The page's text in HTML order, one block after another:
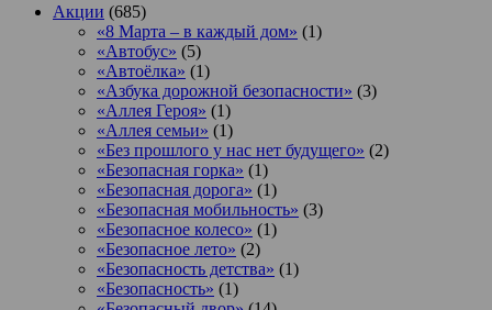
Акции (685)
«8 Марта – в каждый дом» (1)
«Автобус» (5)
«Автоёлка» (1)
«Азбука дорожной безопасности» (3)
«Аллея Героя» (1)
«Аллея семьи» (1)
«Без прошлого у нас нет будущего» (2)
«Безопасная горка» (1)
«Безопасная дорога» (1)
«Безопасная мобильность» (3)
«Безопасное колесо» (1)
«Безопасное лето» (2)
«Безопасность детства» (1)
«Безопасность» (1)